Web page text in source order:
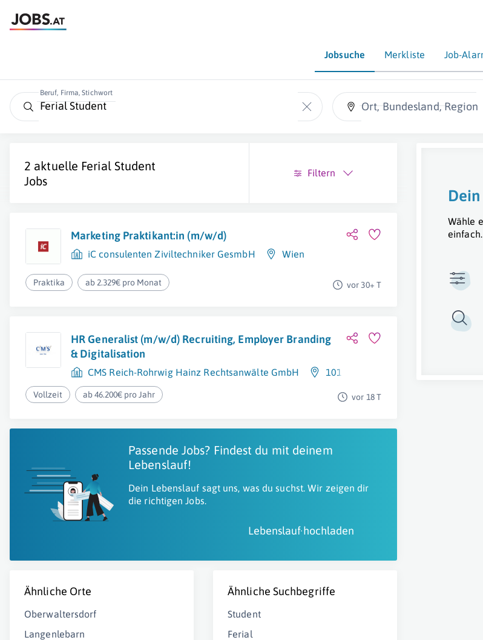
Jobsuche Merkliste Job-
Beruf, Firma, Stichwort
Ort, Bundesland, Region
2 aktuelle Ferial Student
Jobs
Filtern
Marketing Praktikant:in (m/w/d)
iC consulenten Ziviltechniker GesmbH Wien
Praktika ab 2.329€ pro Monat vor 30+ T
HR Generalist (m/w/d) Recruiting, Employer Branding
& Digitalisation
CMS Reich-Rohrwig Hainz Rechtsanwälte GmbH 1010 Wien
Vollzeit ab 46.200€ pro Jahr vor 18 T
Passende Jobs? Findest du mit deinem
Lebenslauf!
Dein Lebenslauf sagt uns, was du suchst. Wir zeigen dir
die richtigen Jobs.
Lebenslauf hochladen
Ähnliche Orte
Oberwaltersdorf
Langenlebarn
Ähnliche Suchbegriffe
Student
Ferial
Wähle
einfach.